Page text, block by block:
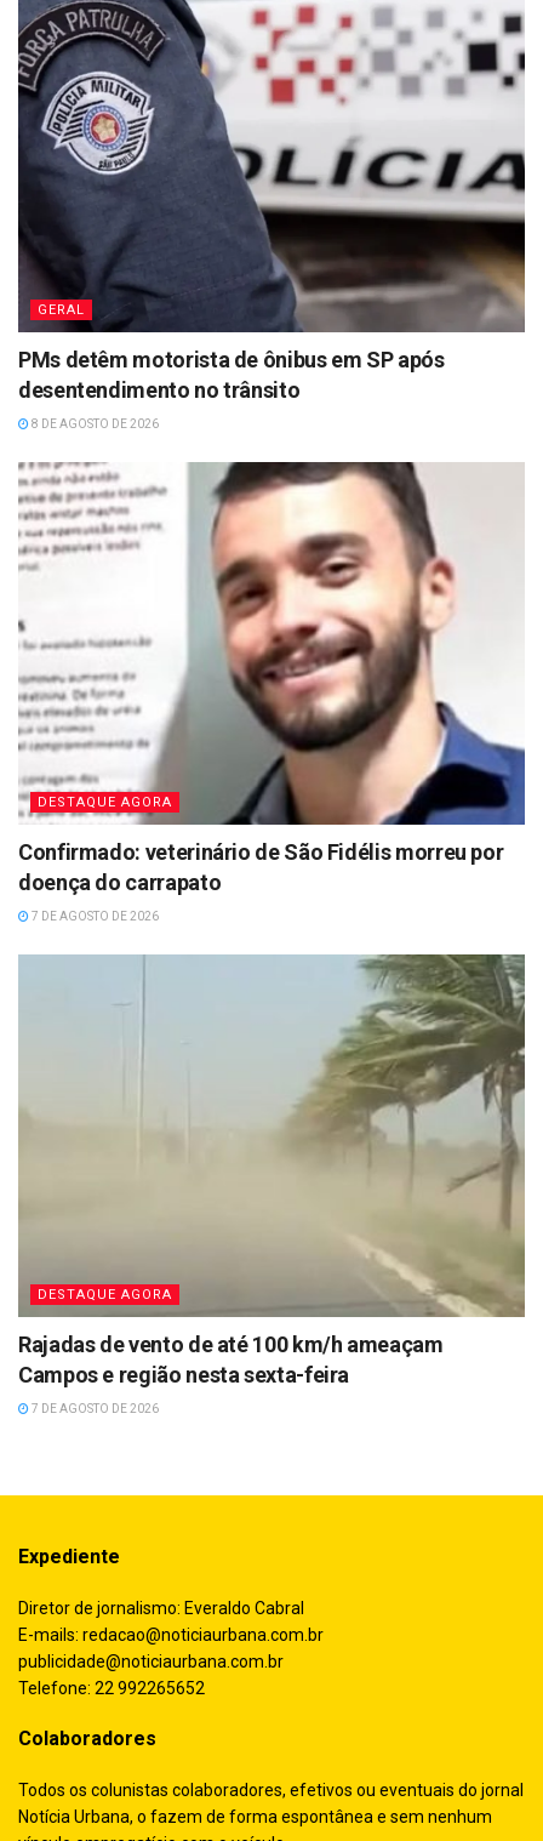
GERAL
PMs detêm motorista de ônibus em SP após
desentendimento no trânsito
8 DE AGOSTO DE 2026
DESTAQUE AGORA
Confirmado: veterinário de São Fidélis morreu por
doença do carrapato
7 DE AGOSTO DE 2026
DESTAQUE AGORA
Rajadas de vento de até 100 km/h ameaçam
Campos e região nesta sexta-feira
7 DE AGOSTO DE 2026
Expediente
Diretor de jornalismo: Everaldo Cabral
E-mails: redacao@noticiaurbana.com.br
publicidade@noticiaurbana.com.br
Telefone: 22 992265652
Colaboradores
Todos os colunistas colaboradores, efetivos ou eventuais do jornal
Notícia Urbana, o fazem de forma espontânea e sem nenhum